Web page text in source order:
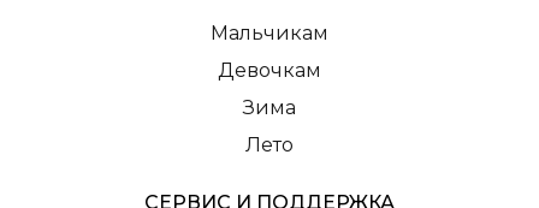
Мальчикам
Девочкам
Зима
Лето
СЕРВИС И ПОДДЕРЖКА